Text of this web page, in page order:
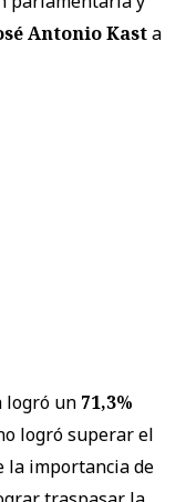
Antonio Kasta
logró un 71,3%
logró superar el
la importancia de